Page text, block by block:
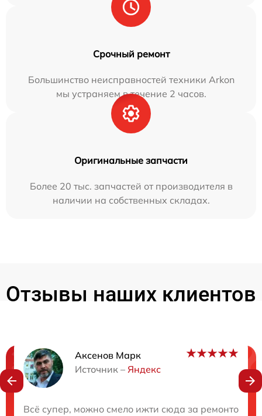
Срочный ремонт
Большинство неисправностей техники Arkon
мы устраняем в течение 2 часов.
Оригинальные запчасти
Более 20 тыс. запчастей от производителя в
наличии на собственных складах.
Отзывы наших клиентов
Аксенов Марк
Источник – Яндекс
Всё супер, можно смело ижти сюда за ремонтом.
Нужна консультация?